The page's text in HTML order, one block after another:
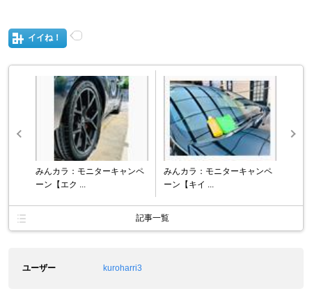
イイね！
みんカラ：モニターキャンペ
ーン【エク ...
みんカラ：モニターキャンペ
ーン【キイ ...
記事一覧
ユーザー kuroharri3